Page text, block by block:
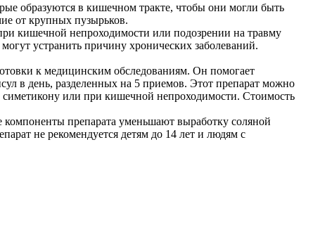
образуются в кишечном тракте, чтобы они могли быть
от крупных пузырьков.
кишечной непроходимости или подозрении на травму
устранить причину хронических заболеваний.
к медицинским обследованиям. Он помогает
в день, разделенных на 5 приемов. Этот препарат можно
симетикону или при кишечной непроходимости. Стоимость
компоненты препарата уменьшают выработку соляной
не рекомендуется детям до 14 лет и людям с